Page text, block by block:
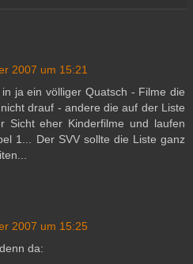
2007 um 15:21
ja ein völliger Quatsch - Filme die
drauf - andere die auf der Liste
Sicht eher Kinderfilme und laufen
1... Der SVV sollte die Liste ganz
2007 um 15:25
da: